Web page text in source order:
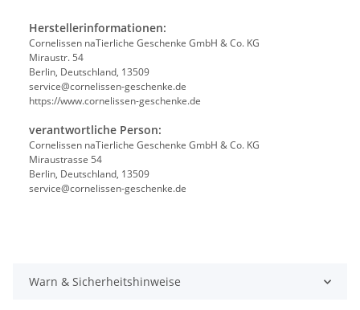
Herstellerinformationen:
Cornelissen naTierliche Geschenke GmbH & Co. KG
Miraustr. 54
Berlin, Deutschland, 13509
service@cornelissen-geschenke.de
https://www.cornelissen-geschenke.de
verantwortliche Person:
Cornelissen naTierliche Geschenke GmbH & Co. KG
Miraustrasse 54
Berlin, Deutschland, 13509
service@cornelissen-geschenke.de
Warn & Sicherheitshinweise